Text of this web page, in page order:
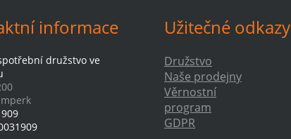
informace
družstvo ve
Užitečné odkazy
Družstvo
Naše prodejny
Věrnostní
program
GDPR